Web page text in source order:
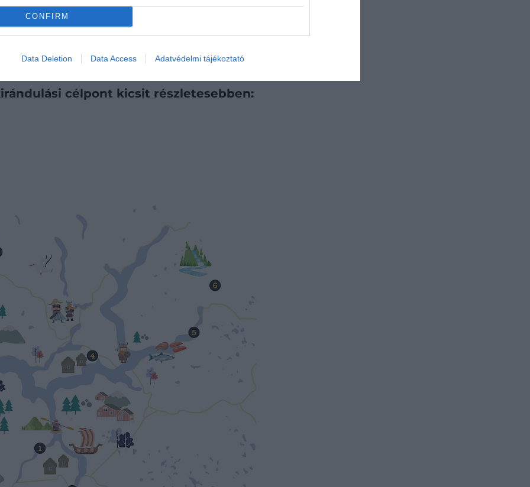
CONFIRM
Data Deletion Data Access Adatvédelmi tájékoztató
ki is próbálhatjuk: panorámavonatozás a világ egyik
célpont kicsit részletesebben: